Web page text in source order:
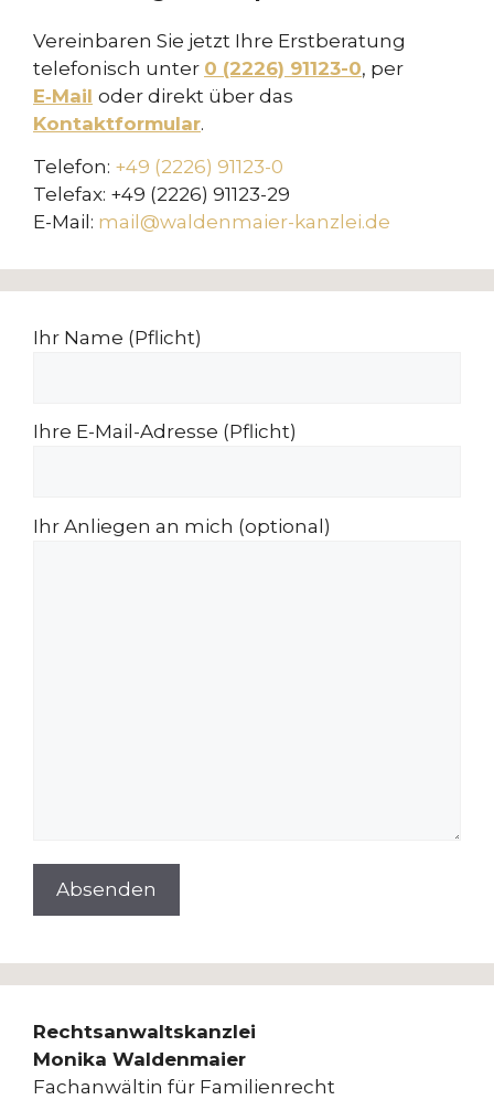
Vereinbaren Sie jetzt Ihre Erstberatung
telefonisch unter 0 (2226) 91123-0, per
E‑Mail oder direkt über das
Kontaktformular.
Telefon: +49 (2226) 91123-0
Telefax: +49 (2226) 91123-29
E-Mail: mail@waldenmaier-kanzlei.de
Ihr Name (Pflicht)
Ihre E-Mail-Adresse (Pflicht)
Ihr Anliegen an mich (optional)
Rechtsanwaltskanzlei
Monika Waldenmaier
Fachanwältin für Familienrecht